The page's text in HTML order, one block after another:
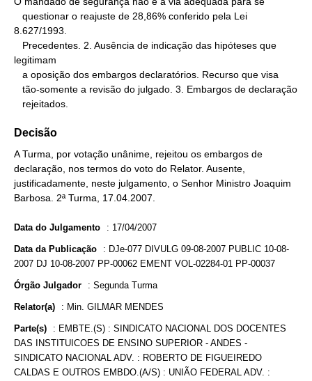
8.627/1993.
legitimam
   rejeitados.
Decisão
A Turma, por votação unânime, rejeitou os embargos de
declaração, nos termos do voto do Relator. Ausente,
justificadamente, neste julgamento, o Senhor Ministro Joaquim
Barbosa. 2ª Turma, 17.04.2007.
Data do Julgamento : 17/04/2007
Data da Publicação : DJe-077 DIVULG 09-08-2007 PUBLIC 10-08-
2007 DJ 10-08-2007 PP-00062 EMENT VOL-02284-01 PP-00037
Órgão Julgador : Segunda Turma
Relator(a) : Min. GILMAR MENDES
Parte(s) : EMBTE.(S) : SINDICATO NACIONAL DOS DOCENTES
DAS INSTITUICOES DE ENSINO SUPERIOR - ANDES -
SINDICATO NACIONAL ADV. : ROBERTO DE FIGUEIREDO
CALDAS E OUTROS EMBDO.(A/S) : UNIÃO FEDERAL ADV. :